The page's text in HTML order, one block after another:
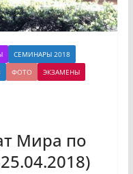
СЕМИНАРЫ 2018
ФОТО
ЭКЗАМЕНЫ
Мира по